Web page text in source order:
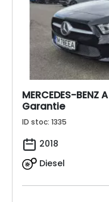
MERCEDES-
Garantie
ID stoc: 1335
2018
Diesel